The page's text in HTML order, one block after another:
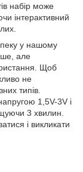
набір може
інтерактивний
у нашому
але
Щоб
не
типів.
1,5V-3V і
3 хвилин.
і викликати